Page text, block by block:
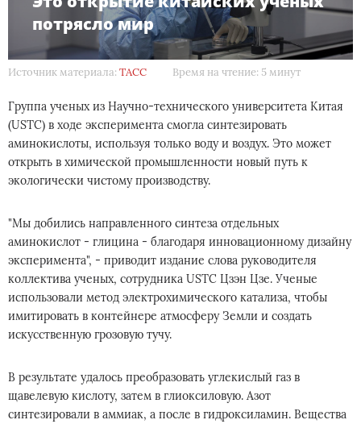
потрясло мир
Источник материала: ТАСС Время на чтение: 5 минут
Группа ученых из Научно-технического университета Китая
(USTC) в ходе эксперимента смогла синтезировать
аминокислоты, используя только воду и воздух. Это может
открыть в химической промышленности новый путь к
экологически чистому производству.
"Мы добились направленного синтеза отдельных
аминокислот - глицина - благодаря инновационному дизайну
эксперимента", - приводит издание слова руководителя
коллектива ученых, сотрудника USTC Цзэн Цзе. Ученые
использовали метод электрохимического катализа, чтобы
имитировать в контейнере атмосферу Земли и создать
искусственную грозовую тучу.
В результате удалось преобразовать углекислый газ в
щавелевую кислоту, затем в глиоксиловую. Азот
синтезировали в аммиак, а после в гидроксиламин. Вещества